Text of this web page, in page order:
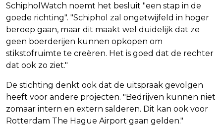
SchipholWatch noemt het besluit "een stap in de
goede richting". "Schiphol zal ongetwijfeld in hoger
beroep gaan, maar dit maakt wel duidelijk dat ze
geen boerderijen kunnen opkopen om
stikstofruimte te creëren. Het is goed dat de rechter
dat ook zo ziet."
De stichting denkt ook dat de uitspraak gevolgen
heeft voor andere projecten. "Bedrijven kunnen niet
zomaar intern en extern salderen. Dit kan ook voor
Rotterdam The Hague Airport gaan gelden."